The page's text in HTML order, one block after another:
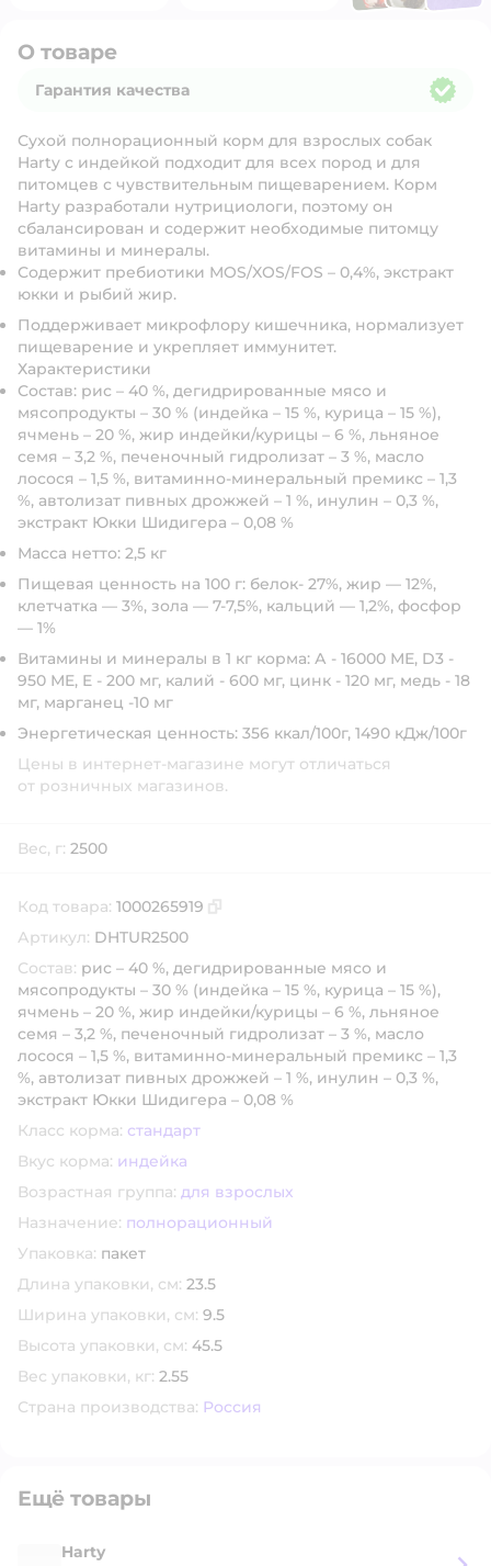
О товаре
Гарантия качества
Сухой полнорационный корм для взрослых собак
Harty с индейкой подходит для всех пород и для
питомцев с чувствительным пищеварением. Корм
Harty разработали нутрициологи, поэтому он
сбалансирован и содержит необходимые питомцу
витамины и минералы.
Содержит пребиотики MOS/XOS/FOS – 0,4%, экстракт
юкки и рыбий жир.
Поддерживает микрофлору кишечника, нормализует
пищеварение и укрепляет иммунитет.
Характеристики
Состав: рис – 40 %, дегидрированные мясо и
мясопродукты – 30 % (индейка – 15 %, курица – 15 %),
ячмень – 20 %, жир индейки/курицы – 6 %, льняное
семя – 3,2 %, печеночный гидролизат – 3 %, масло
лосося – 1,5 %, витаминно-минеральный премикс – 1,3
%, автолизат пивных дрожжей – 1 %, инулин – 0,3 %,
экстракт Юкки Шидигера – 0,08 %
Масса нетто: 2,5 кг
Пищевая ценность на 100 г: белок- 27%, жир — 12%,
клетчатка — 3%, зола — 7-7,5%, кальций — 1,2%, фосфор
— 1%
Витамины и минералы в 1 кг корма: А - 16000 МЕ, D3 -
950 МE, E - 200 мг, калий - 600 мг, цинк - 120 мг, медь - 18
мг, марганец -10 мг
Энергетическая ценность: 356 ккал/100г, 1490 кДж/100г
Цены в интернет-магазине могут отличаться
от розничных магазинов.
Вес, г: 2500
Код товара: 1000265919
Артикул: DHTUR2500
Состав: рис – 40 %, дегидрированные мясо и
мясопродукты – 30 % (индейка – 15 %, курица – 15 %),
ячмень – 20 %, жир индейки/курицы – 6 %, льняное
семя – 3,2 %, печеночный гидролизат – 3 %, масло
лосося – 1,5 %, витаминно-минеральный премикс – 1,3
%, автолизат пивных дрожжей – 1 %, инулин – 0,3 %,
экстракт Юкки Шидигера – 0,08 %
Класс корма: стандарт
Вкус корма: индейка
Возрастная группа: для взрослых
Назначение: полнорационный
Упаковка: пакет
Длина упаковки, см: 23.5
Ширина упаковки, см: 9.5
Высота упаковки, см: 45.5
Вес упаковки, кг: 2.55
Страна производства: Россия
Ещё товары
Harty